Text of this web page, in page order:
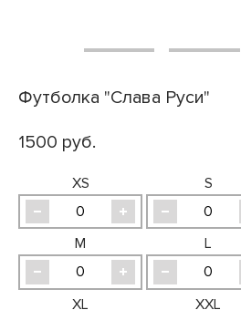
Футболка "Слава Руси"
1500 руб.
XS S
M L
XL XXL